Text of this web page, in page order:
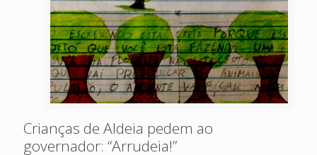
Crianças de Aldeia pedem ao
governador: “Arrudeia!”